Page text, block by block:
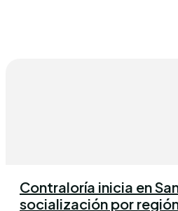
Contraloría inicia en
socialización por región